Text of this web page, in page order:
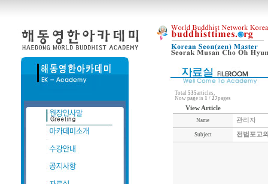
Total 535articles,
Now page is 1 / 27pages
View Article
Name 관리자
Subject 전법포교